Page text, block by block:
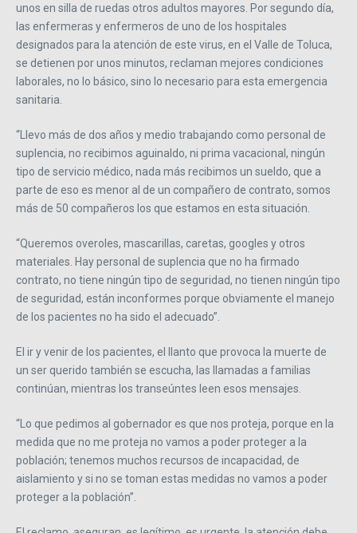
unos en silla de ruedas otros adultos mayores. Por segundo día,
las enfermeras y enfermeros de uno de los hospitales
designados para la atención de este virus, en el Valle de Toluca,
se detienen por unos minutos, reclaman mejores condiciones
laborales, no lo básico, sino lo necesario para esta emergencia
sanitaria.
“Llevo más de dos años y medio trabajando como personal de
suplencia, no recibimos aguinaldo, ni prima vacacional, ningún
tipo de servicio médico, nada más recibimos un sueldo, que a
parte de eso es menor al de un compañero de contrato, somos
más de 50 compañeros los que estamos en esta situación.
“Queremos overoles, mascarillas, caretas, googles y otros
materiales. Hay personal de suplencia que no ha firmado
contrato, no tiene ningún tipo de seguridad, no tienen ningún tipo
de seguridad, están inconformes porque obviamente el manejo
de los pacientes no ha sido el adecuado”.
El ir y venir de los pacientes, el llanto que provoca la muerte de
un ser querido también se escucha, las llamadas a familias
continúan, mientras los transeúntes leen esos mensajes.
“Lo que pedimos al gobernador es que nos proteja, porque en la
medida que no me proteja no vamos a poder proteger a la
población; tenemos muchos recursos de incapacidad, de
aislamiento y si no se toman estas medidas no vamos a poder
proteger a la población”.